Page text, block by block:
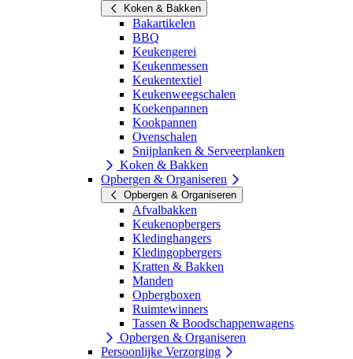
Koken & Bakken
Bakartikelen
BBQ
Keukengerei
Keukenmessen
Keukentextiel
Keukenweegschalen
Koekenpannen
Kookpannen
Ovenschalen
Snijplanken & Serveerplanken
Koken & Bakken
Opbergen & Organiseren
Opbergen & Organiseren
Afvalbakken
Keukenopbergers
Kledinghangers
Kledingopbergers
Kratten & Bakken
Manden
Opbergboxen
Ruimtewinners
Tassen & Boodschappenwagens
Opbergen & Organiseren
Persoonlijke Verzorging